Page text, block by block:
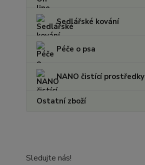
Sedlářské kování
Péče o psa
NANO čistící prostředky
Ostatní zboží
Sledujte nás!